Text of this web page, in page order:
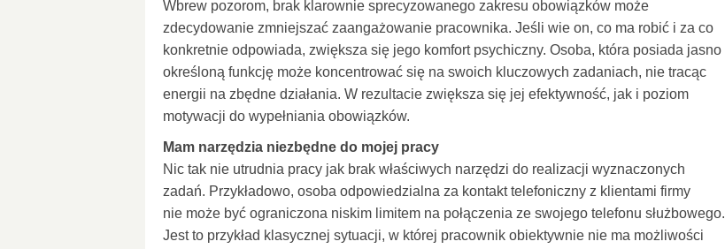
Wbrew pozorom, brak klarownie sprecyzowanego zakresu obowiązków może
zdecydowanie zmniejszać zaangażowanie pracownika. Jeśli wie on, co ma robić i za co
konkretnie odpowiada, zwiększa się jego komfort psychiczny. Osoba, która posiada jasno
określoną funkcję może koncentrować się na swoich kluczowych zadaniach, nie tracąc
energii na zbędne działania. W rezultacie zwiększa się jej efektywność, jak i poziom
motywacji do wypełniania obowiązków.
Mam narzędzia niezbędne do mojej pracy
Nic tak nie utrudnia pracy jak brak właściwych narzędzi do realizacji wyznaczonych
zadań. Przykładowo, osoba odpowiedzialna za kontakt telefoniczny z klientami firmy
nie może być ograniczona niskim limitem na połączenia ze swojego telefonu służbowego.
Jest to przykład klasycznej sytuacji, w której pracownik obiektywnie nie ma możliwości